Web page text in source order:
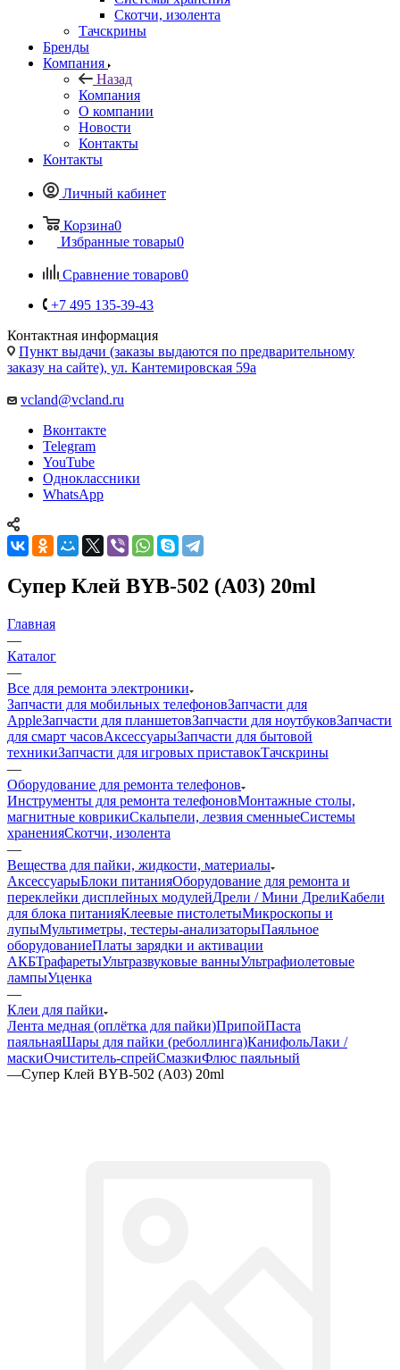
Контакты
Контакты
Личный кабинет
Корзина0
Избранные товары
Сравнение товаров
Контактная информация
Пункт выдачи (заказы выдаются по предварительному
заказу на сайте), ул. Кантемировская 59а
vcland@vcland.ru
Вконтакте
Telegram
YouTube
Одноклассники
WhatsApp
Супер Клей BYB-502 (A03) 20ml
Главная
Каталог
—
Все для ремонта электроники
AppleЗапчасти для планшетовЗапчасти для ноутбуков
техники
—
Оборудование для ремонта телефонов
Инструменты для ремонта телефонов
магнитные коврикиСкальпели, лезвия сменные
хранения Скотчи, изолента
—
Вещества для пайки, жидкости, материалы
АксессуарыБлоки питанияОборудование для ремонта и
переклейки дисплейных модулей
для блока питания Клеевые пистолеты
лупыМультиметры, тестеры-анализаторыПаяльное
оборудованиеПлаты зарядки и активации
АКБТрафаретыУльтразвуковые ванны
лампы
—
Клеи для пайки
Лента медная (оплётка для пайки)ПрипойПаста
паяльнаяШары для пайки (реболлинга)КанифольЛаки /
маскиОчиститель-спрейСмазкиФлюс паяльный
—Супер Клей BYB-502 (A03) 20ml